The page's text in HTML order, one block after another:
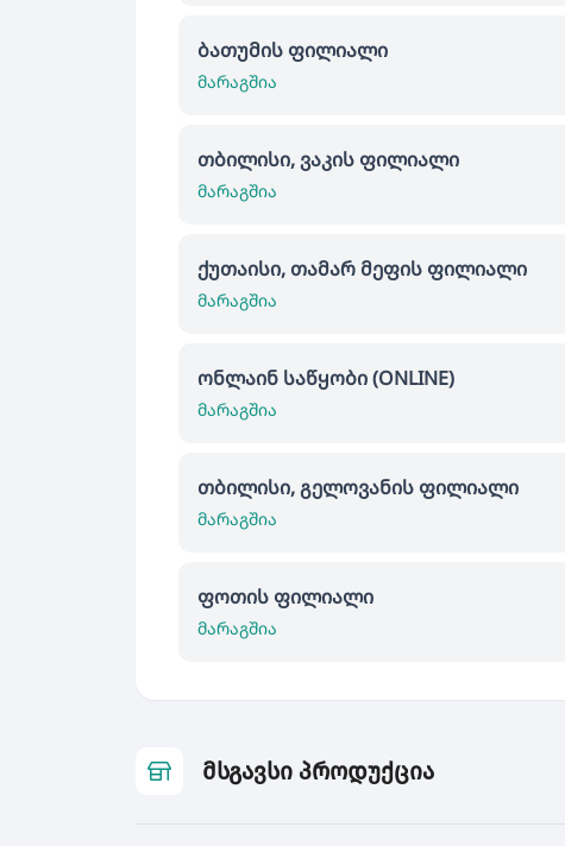
ბათუმის ფილიალი
მარაგშია
თბილისი, ვაკის ფილიალი
მარაგშია
ქუთაისი, თამარ მეფის ფილიალი
მარაგშია
ონლაინ საწყობი (ONLINE)
მარაგშია
თბილისი, გელოვანის ფილიალი
მარაგშია
ფოთის ფილიალი
მარაგშია
მსგავსი პროდუქცია